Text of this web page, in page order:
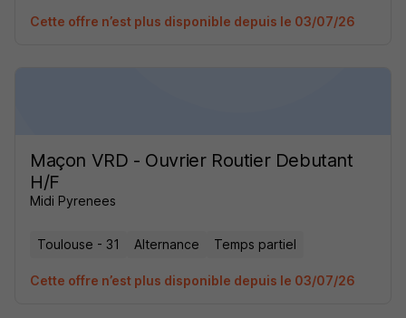
Cette offre n’est plus disponible depuis le 03/07/26
Maçon VRD - Ouvrier Routier Debutant
H/F
Midi Pyrenees
Toulouse - 31 Alternance Temps partiel
Cette offre n’est plus disponible depuis le 03/07/26